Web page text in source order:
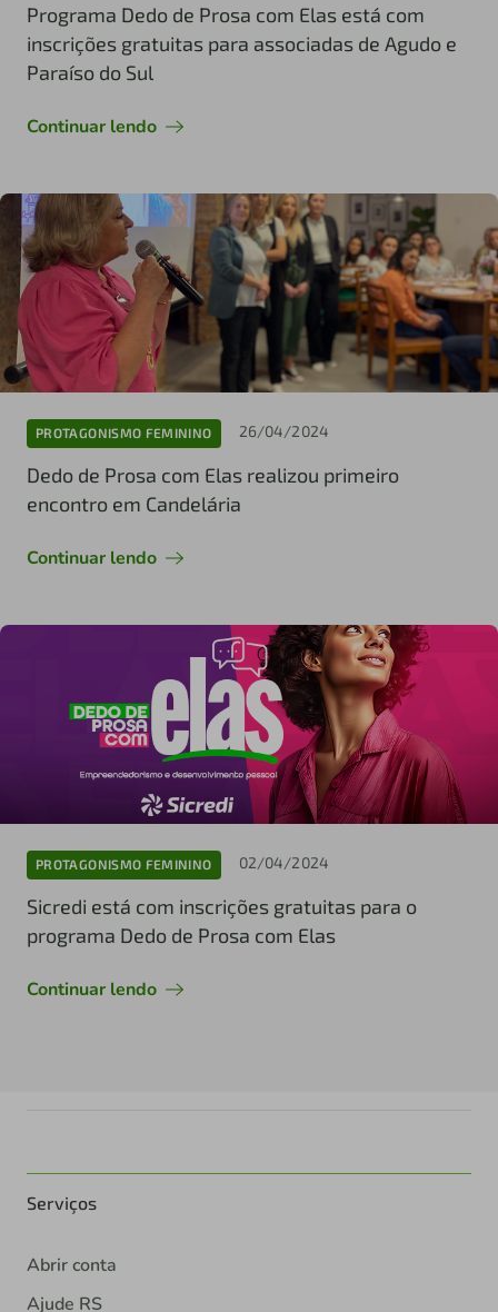
Programa Dedo de Prosa com Elas está com
inscrições gratuitas para associadas de Agudo e
Paraíso do Sul
Continuar lendo
PROTAGONISMO FEMININO 26/04/2024
Dedo de Prosa com Elas realizou primeiro
encontro em Candelária
Continuar lendo
PROTAGONISMO FEMININO 02/04/2024
Sicredi está com inscrições gratuitas para o
programa Dedo de Prosa com Elas
Continuar lendo
Serviços
Abrir conta
Ajude RS